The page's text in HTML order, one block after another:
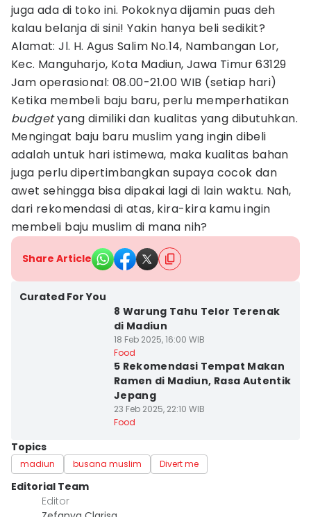
juga ada di toko ini. Pokoknya dijamin puas deh
kalau belanja di sini! Yakin hanya beli sedikit?
Alamat: Jl. H. Agus Salim No.14, Nambangan Lor,
Kec. Manguharjo, Kota Madiun, Jawa Timur 63129
Jam operasional: 08.00-21.00 WIB (setiap hari)
Ketika membeli baju baru, perlu memperhatikan
budgetyang dimiliki dan kualitas yang dibutuhkan.
Mengingat baju baru muslim yang ingin dibeli
adalah untuk hari istimewa, maka kualitas bahan
juga perlu dipertimbangkan supaya cocok dan
awet sehingga bisa dipakai lagi di lain waktu. Nah,
dari rekomendasi di atas, kira-kira kamu ingin
membeli baju muslim di mana nih?
Share Article
Curated For You
8 Warung Tahu Telor Terenak
di Madiun
18 Feb 2025, 16:00 WIB
Food
5 Rekomendasi Tempat Makan
Ramen di Madiun, Rasa Autentik
Jepang
23 Feb 2025, 22:10 WIB
Food
Topics
madiun busana muslim Divert me
Editorial Team
Editor